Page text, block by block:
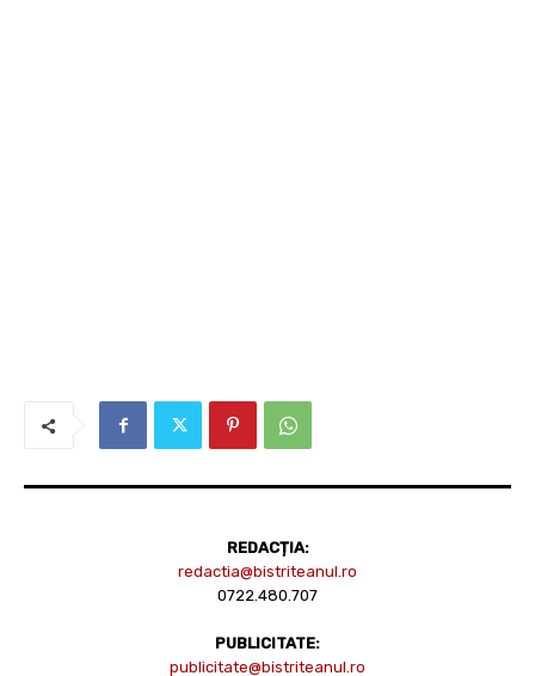
REDACȚIA:
redactia@bistriteanul.ro
0722.480.707
PUBLICITATE:
publicitate@bistriteanul.ro